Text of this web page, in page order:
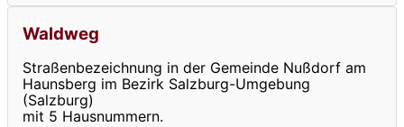
Waldweg
Straßenbezeichnung in der Gemeinde Nußdorf am
Haunsberg im Bezirk Salzburg-Umgebung
(Salzburg)
mit 5 Hausnummern.